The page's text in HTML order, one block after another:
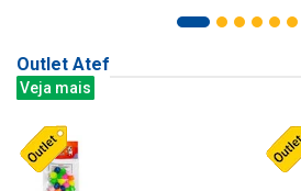
Outlet Atef
Veja mais